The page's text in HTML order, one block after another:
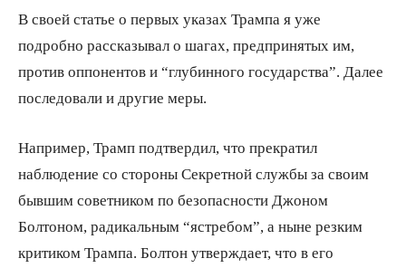
В своей статье о первых указах Трампа я уже
подробно рассказывал о шагах, предпринятых им,
против оппонентов и “глубинного государства”. Далее
последовали и другие меры.
Например, Трамп подтвердил, что прекратил
наблюдение со стороны Секретной службы за своим
бывшим советником по безопасности Джоном
Болтоном, радикальным “ястребом”, а ныне резким
критиком Трампа. Болтон утверждает, что в его